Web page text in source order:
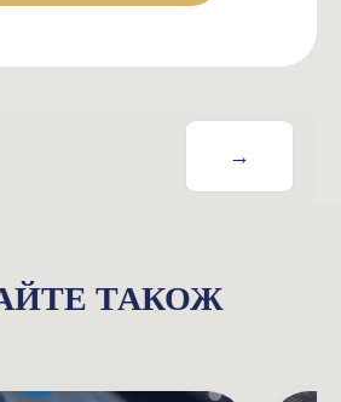
→
ТАКОЖ